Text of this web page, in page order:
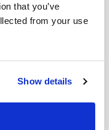
that you’ve
from your use
Show details
踏上Klong Hia码头时,